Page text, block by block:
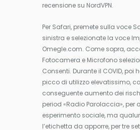
recensione su NordVPN.
Per Safari, premete sulla voce
sinistra e selezionate la voce
Omegle.com. Come sopra,
Fotocamera e Microfono
Consenti. Durante il COVID, poi
picco di utilizzo elevatissimo,
conseguente aumento dei
period «Radio Parolaccia», per
esperimento sociale, ma
l’etichetta da apporre, per tre